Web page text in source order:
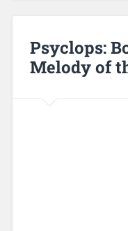
Psyclops:
Melody of